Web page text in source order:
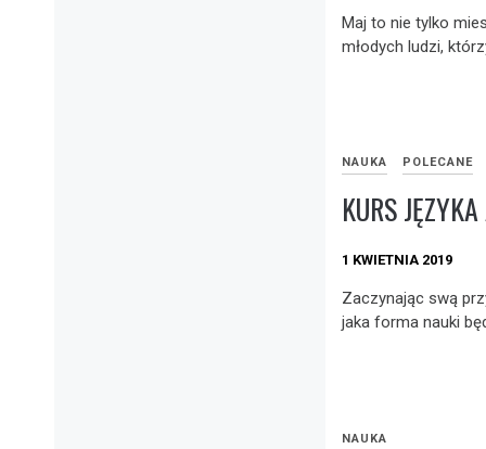
Maj to nie tylko
młodych ludzi,
NAUKA POLECANE
KURS
1 KWIETNIA 2019
Zaczynając swą
jaka forma nauki
NAUKA